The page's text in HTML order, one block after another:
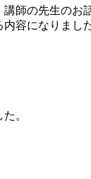
師の先生のお
容になりました
。